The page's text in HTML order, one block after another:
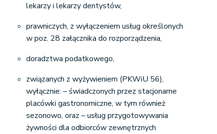
lekarzy i lekarzy dentystów,
prawniczych, z wyłączeniem usług określonych
w poz. 28 załącznika do rozporządzenia,
doradztwa podatkowego,
związanych z wyżywieniem (PKWiU 56),
wyłącznie: – świadczonych przez stacjonarne
placówki gastronomiczne, w tym również
sezonowo, oraz – usług przygotowywania
żywności dla odbiorców zewnętrznych